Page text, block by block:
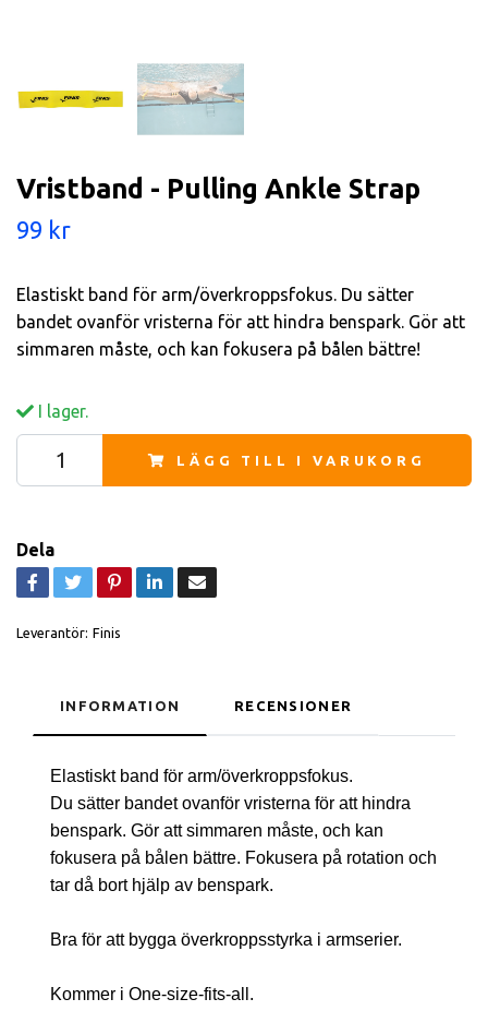
Vristband - Pulling Ankle Strap
99 kr
Elastiskt band för arm/överkroppsfokus. Du sätter
bandet ovanför vristerna för att hindra benspark. Gör att
simmaren måste, och kan fokusera på bålen bättre!
I lager.
LÄGG TILL I VARUKORG
Dela
Leverantör: Finis
INFORMATION RECENSIONER
Elastiskt band för arm/överkroppsfokus.
Du sätter bandet ovanför vristerna för att hindra
benspark. Gör att simmaren måste, och kan
fokusera på bålen bättre. Fokusera på rotation och
tar då bort hjälp av benspark.
Bra för att bygga överkroppsstyrka i armserier.
Kommer i One-size-fits-all.